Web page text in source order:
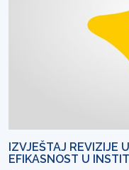
IZVJEŠTAJ REVIZIJE
EFIKASNOST U